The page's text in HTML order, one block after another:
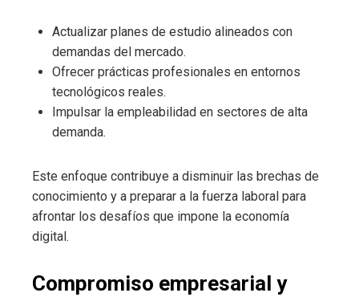
Actualizar planes de estudio alineados con
demandas del mercado.
Ofrecer prácticas profesionales en entornos
tecnológicos reales.
Impulsar la empleabilidad en sectores de alta
demanda.
Este enfoque contribuye a disminuir las brechas de
conocimiento y a preparar a la fuerza laboral para
afrontar los desafíos que impone la economía
digital.
Compromiso empresarial y